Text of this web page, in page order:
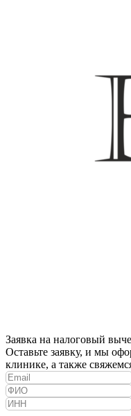
Заявка на налоговый
Оставьте заявку, и мы
клинике, а также